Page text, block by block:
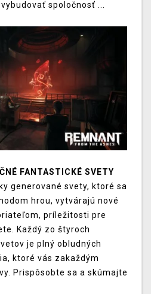
vybudovať spoločnosť ...
FANTASTICKÉ SVETY
generované svety, ktoré sa
hrou, vytvárajú nové
, príležitosti pre
. Každý zo štyroch
je plný obludných
, ktoré vás zakaždým
. Prispôsobte sa a skúmajte